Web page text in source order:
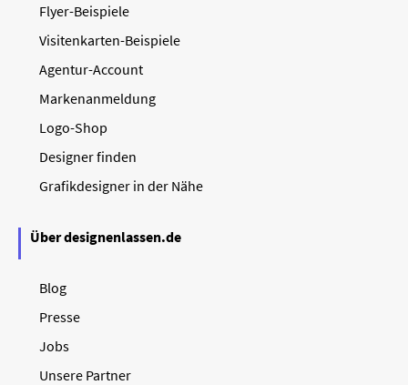
Flyer-Beispiele
Visitenkarten-Beispiele
Agentur-Account
Markenanmeldung
Logo-Shop
Designer finden
Grafikdesigner in der Nähe
Über designenlassen.de
Blog
Presse
Jobs
Unsere Partner